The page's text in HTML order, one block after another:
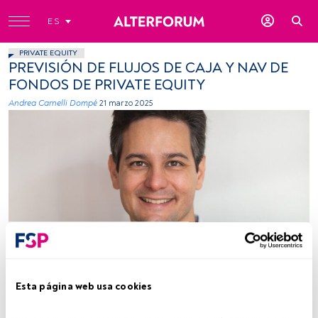
Esta página web usa cookies
ES
PRIVATE EQUITY
PREVISIÓN DE FLUJOS DE CAJA Y NAV DE
FONDOS DE PRIVATE EQUITY
Andrea Carnelli Dompé 21 marzo 2025
Tiempo lectura: 6 min.